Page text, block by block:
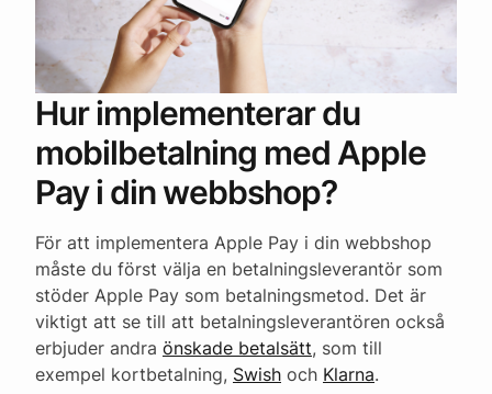
Hur implementerar du
mobilbetalning med Apple
Pay i din webbshop?
För att implementera Apple Pay i din webbshop
måste du först välja en betalningsleverantör som
stöder Apple Pay som betalningsmetod. Det är
viktigt att se till att betalningsleverantören också
erbjuder andra önskade betalsätt, som till
exempel kortbetalning, Swish och Klarna.